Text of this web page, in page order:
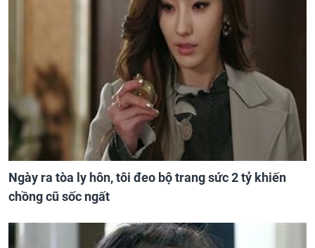
Ngày ra tòa ly hôn, tôi đeo bộ trang sức 2 tỷ khiến
chồng cũ sốc ngất